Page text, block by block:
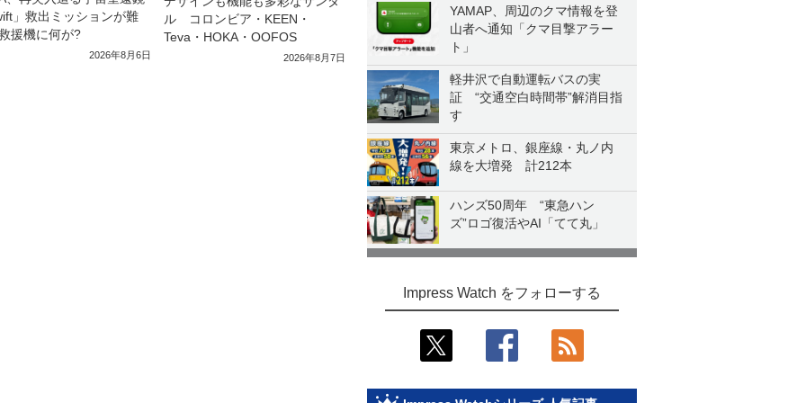
YAMAP、周辺のクマ情報を登
山者へ通知「クマ目撃アラー
ト」
軽井沢で自動運転バスの実
証 “交通空白時間帯”解消目指
す
東京メトロ、銀座線・丸ノ内
線を大増発 計212本
ハンズ50周年 “東急ハン
ズ”ロゴ復活やAI「てて丸」
Impress Watch をフォローする
」救出ミッションが難
援機に何が?
2026年8月6日
ル コロンビア・KEEN・
Teva・HOKA・OOFOS
2026年8月7日